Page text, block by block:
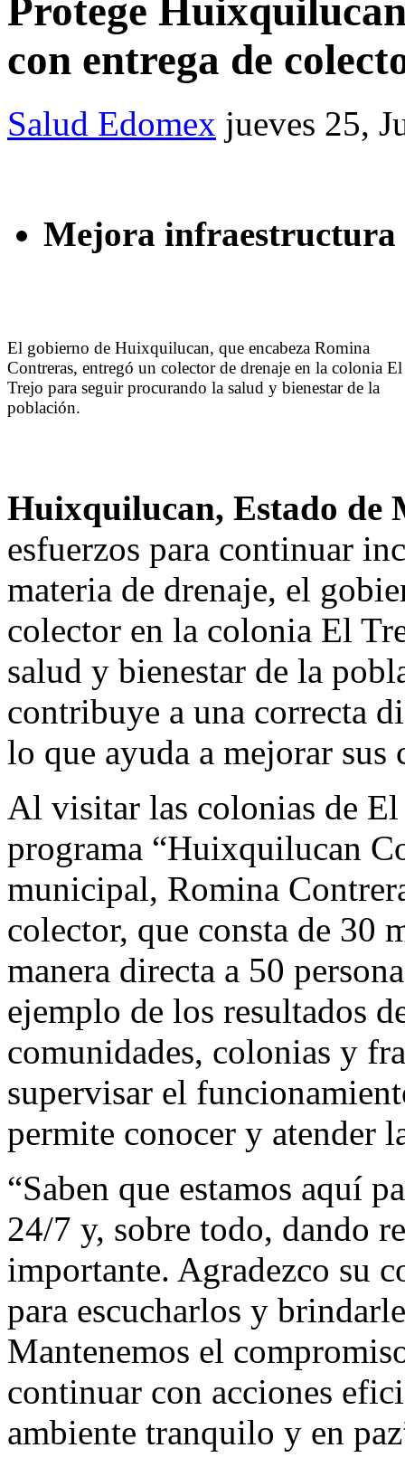
Protege
con entrega de
Salud Edomex jueves 25,
Mejora infraestructura
El gobierno de Huixquilucan, que encabeza Romina
Contreras, entregó un colector de drenaje en la colonia El
Trejo para seguir procurando la salud y bienestar de la
población.
Huixquilucan, Estado de
esfuerzos para continuar
materia de drenaje, el
colector en la colonia El
salud y bienestar de la
contribuye a una correcta
lo que ayuda a mejorar
Al visitar las colonias de
programa “Huixquilucan
municipal, Romina
colector, que consta de 30
manera directa a 50
ejemplo de los resultados
comunidades, colonias y
supervisar el
permite conocer y atender
“Saben que estamos aquí
24/7 y, sobre todo, dando
importante. Agradezco su
para escucharlos y
Mantenemos el
continuar con acciones
ambiente tranquilo y en